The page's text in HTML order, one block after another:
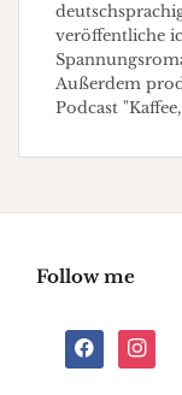
veröffentliche
Außerdem
Podcast
Follow me
facebook